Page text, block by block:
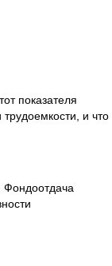
показателя
и что
Фондоотдача